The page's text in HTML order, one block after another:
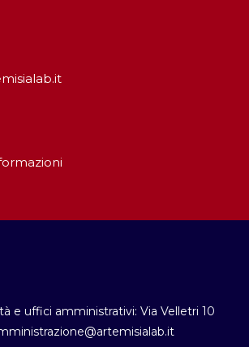
e uffici amministrativi: Via Velletri 10